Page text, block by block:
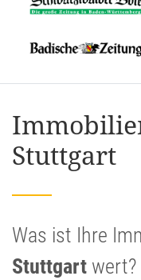
Stuttgart
Was ist Ihre
Stuttgart wert?